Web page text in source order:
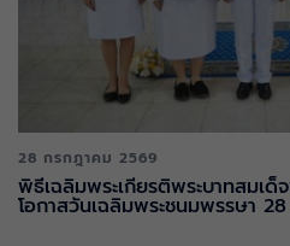
28 กรกฎาคม 2569
พิธีเฉลิมพระเกียรติพระบาทสมเด็
โอกาสวันเฉลิมพระชนมพรรษา